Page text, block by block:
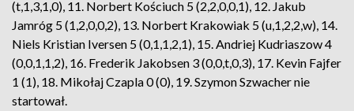
(t,1,3,1,0), 11. Norbert Kościuch 5 (2,2,0,0,1), 12. Jakub
Jamróg 5 (1,2,0,0,2), 13. Norbert Krakowiak 5 (u,1,2,2,w), 14.
Niels Kristian Iversen 5 (0,1,1,2,1), 15. Andriej Kudriaszow 4
(0,0,1,1,2), 16. Frederik Jakobsen 3 (0,0,t,0,3), 17. Kevin Fajfer
1 (1), 18. Mikołaj Czapla 0 (0), 19. Szymon Szwacher nie
startował.